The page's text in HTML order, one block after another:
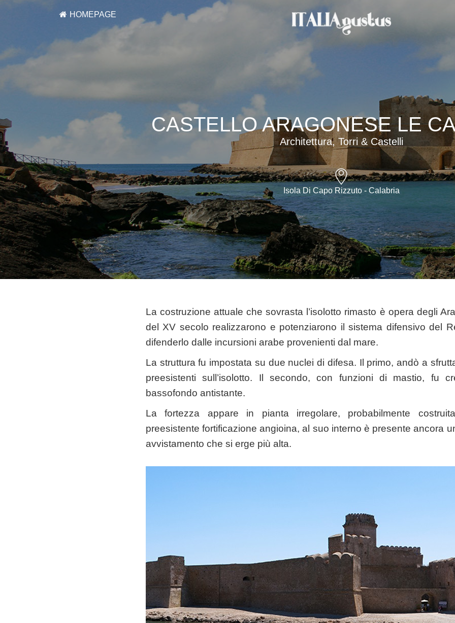
HOMEPAGE
CASTELLO ARAGONESE LE
Architettura, Torri & Castelli
Isola Di Capo Rizzuto - Calabria
La costruzione attuale che sovrasta l’isolotto rimasto è opera degli
del XV secolo realizzarono e potenziarono il sistema difensivo del
difenderlo dalle incursioni arabe provenienti dal mare.
La struttura fu impostata su due nuclei di difesa. Il primo, andò a
preesistenti sull’isolotto. Il secondo, con funzioni di mastio, fu
bassofondo antistante.
La fortezza appare in pianta irregolare, probabilmente
preesistente fortificazione angioina, al suo interno è presente ancora
avvistamento che si erge più alta.